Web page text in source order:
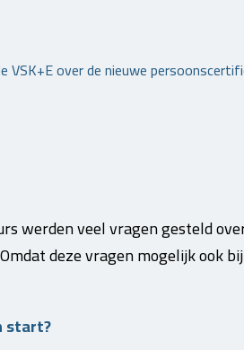
VSK+E over de nieuwe
werden veel vragen gesteld
deze vragen mogelijk ook
start?